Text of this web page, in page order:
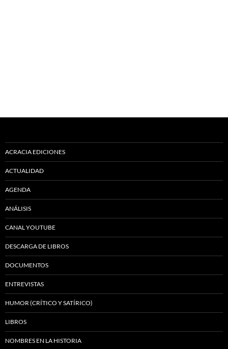
ACRACIA EDICIONES
ACTUALIDAD
AGENDA
ANÁLISIS
CANAL YOUTUBE
DESCARGA DE LIBROS
DOCUMENTOS
ENTREVISTAS
HUMOR (CRÍTICO Y SATÍRICO)
LIBROS
NOMBRES EN LA HISTORIA